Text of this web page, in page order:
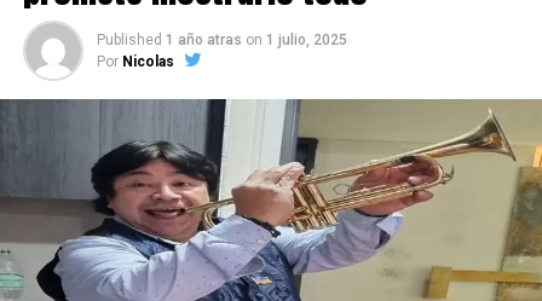
Published 1 año atras on 1 julio, 2025
Por Nicolas